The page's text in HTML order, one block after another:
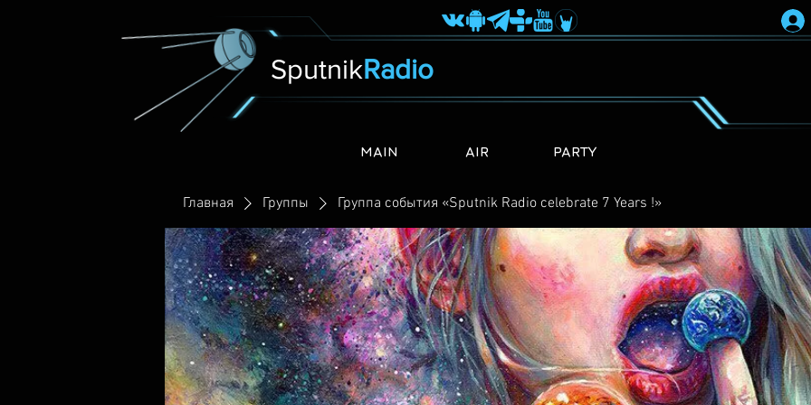
MAIN AIR PARTY
SputnikRadio
Главная Группы Группа события «Sputnik Radio сelebrate 7 Years !»